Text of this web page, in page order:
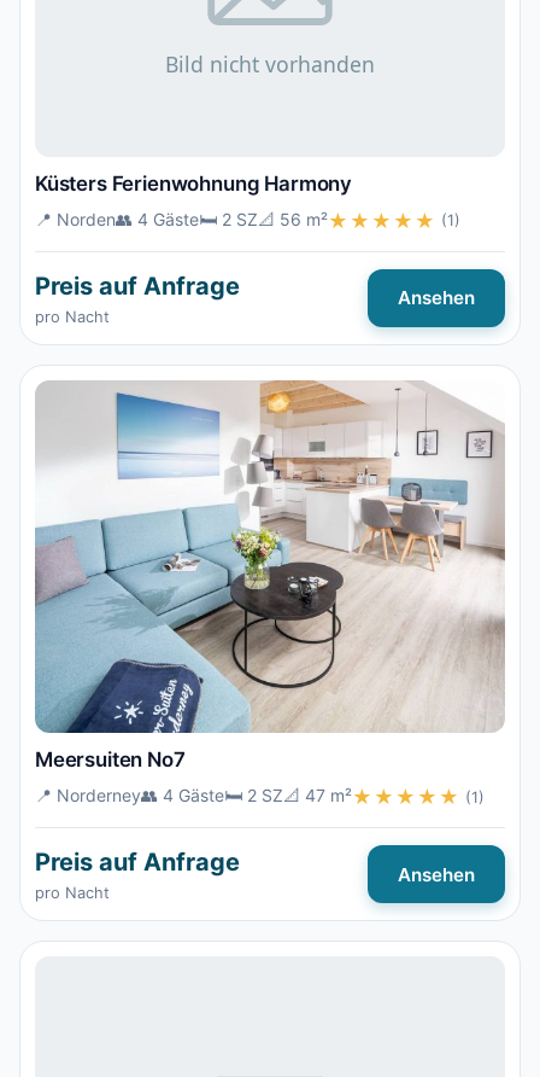
Küsters Ferienwohnung Harmony
📍 Norden👥 4 Gäste🛏️ 2 SZ📐 56 m²★★★★★ (1)
Preis auf Anfrage
pro Nacht
Ansehen
Meersuiten No7
📍 Norderney👥 4 Gäste🛏️ 2 SZ📐 47 m²★★★★★ (1)
Preis auf Anfrage
pro Nacht
Ansehen